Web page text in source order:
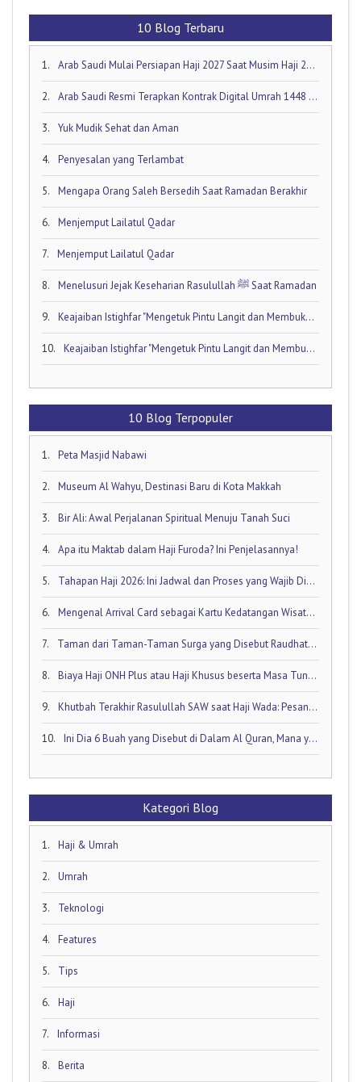
10 Blog Terbaru
1. Arab Saudi Mulai Persiapan Haji 2027 Saat Musim Haji 2026 Masih Berjalan!
2. Arab Saudi Resmi Terapkan Kontrak Digital Umrah 1448 H: Visa Dibuka Akhir Mei 2026
3. Yuk Mudik Sehat dan Aman
4. Penyesalan yang Terlambat
5. Mengapa Orang Saleh Bersedih Saat Ramadan Berakhir
6. Menjemput Lailatul Qadar
7. Menjemput Lailatul Qadar
8. Menelusuri Jejak Keseharian Rasulullah ﷺ Saat Ramadan
9. Keajaiban Istighfar "Mengetuk Pintu Langit dan Membuka Keran Rezeki yang Tersumbat"
10. Keajaiban Istighfar "Mengetuk Pintu Langit dan Membuka Keran Rezeki yang Tersumbat"
10 Blog Terpopuler
1. Peta Masjid Nabawi
2. Museum Al Wahyu, Destinasi Baru di Kota Makkah
3. Bir Ali: Awal Perjalanan Spiritual Menuju Tanah Suci
4. Apa itu Maktab dalam Haji Furoda? Ini Penjelasannya!
5. Tahapan Haji 2026: Ini Jadwal dan Proses yang Wajib Diketahui oleh Calon Jamaah Haji
6. Mengenal Arrival Card sebagai Kartu Kedatangan Wisatawan!
7. Taman dari Taman-Taman Surga yang Disebut Raudhatul Jannah
8. Biaya Haji ONH Plus atau Haji Khusus beserta Masa Tunggunya: Ini Rinciannya!
9. Khutbah Terakhir Rasulullah SAW saat Haji Wada: Pesan Abadi untuk Umat Islam
10. Ini Dia 6 Buah yang Disebut di Dalam Al Quran, Mana yang Favorit Anda?
Kategori Blog
1. Haji & Umrah
2. Umrah
3. Teknologi
4. Features
5. Tips
6. Haji
7. Informasi
8. Berita